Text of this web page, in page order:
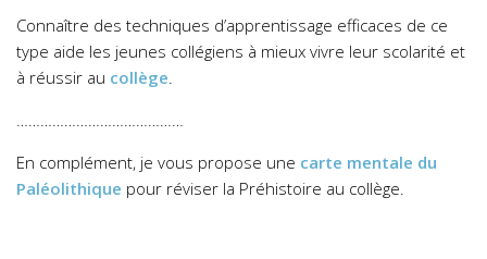
Connaître des techniques d’apprentissage efficaces de ce
type aide les jeunes collégiens à mieux vivre leur scolarité et
à réussir au collège.
……………………………………
En complément, je vous propose une carte mentale du
Paléolithique pour réviser la Préhistoire au collège.